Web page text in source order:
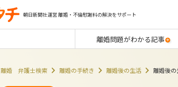
朝日新聞社運営 離婚・不倫慰謝料の解決をサポート
離婚問題がわかる記事
離婚 弁護士検索 離婚の手続き 離婚後の生活 離婚後